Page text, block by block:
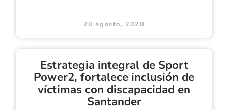
20 agosto, 2020
Estrategia integral de Sport
Power2, fortalece inclusión de
víctimas con discapacidad en
Santander